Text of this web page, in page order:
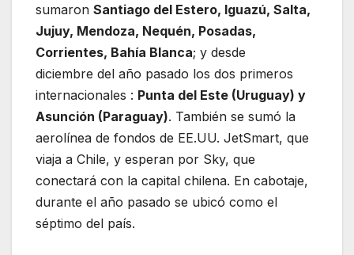
sumaron Santiago del Estero, Iguazú, Salta,
Jujuy, Mendoza, Nequén, Posadas,
Corrientes, Bahía Blanca; y desde
diciembre del año pasado los dos primeros
internacionales : Punta del Este (Uruguay) y
Asunción (Paraguay). También se sumó la
aerolínea de fondos de EE.UU. JetSmart, que
viaja a Chile, y esperan por Sky, que
conectará con la capital chilena. En cabotaje,
durante el año pasado se ubicó como el
séptimo del país.